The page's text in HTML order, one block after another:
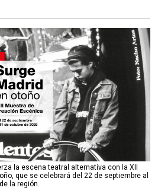
la escena teatral alternativa con la XII
que se celebrará del 22 de septiembre al
la región.